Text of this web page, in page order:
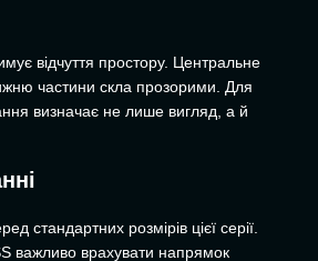
відчуття простору. Центральне
частини скла прозорими. Для
визначає не лише вигляд, а й
розмірів цієї серії.
важливо врахувати напрямок